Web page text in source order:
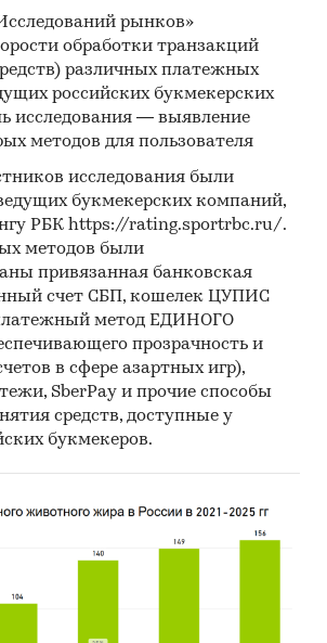
рынков»
обработки транзакций
различных платежных
российских букмекерских
исследования — выявление
методов для пользователя
исследования были
букмекерских компаний,
РБК https://rating.sportrbc.ru/.
методов были
привязанная банковская
счет СБП, кошелек ЦУПИС
метод ЕДИНОГО
прозрачность и
в сфере азартных игр),
SberPay и прочие способы
средств, доступные у
букмекеров.